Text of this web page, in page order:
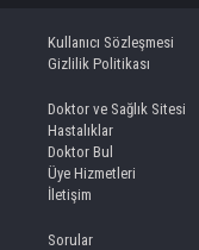
Kullanıcı Sözleşmesi
Gizlilik Politikası
Doktor ve Sağlık Sitesi
Hastalıklar
Doktor Bul
Üye Hizmetleri
İletişim
Sorular